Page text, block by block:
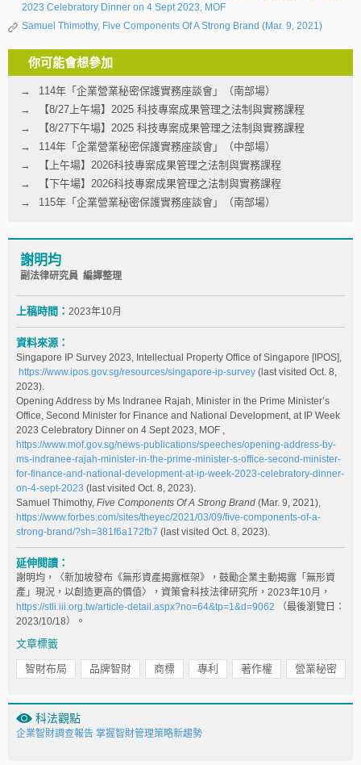
2023 Celebratory Dinner on 4 Sept 2023, MOF
Samuel Thimothy, Five Components Of A Strong Brand (Mar. 9, 2021)
你可能會想參加
114年「企業營業秘密保護實務座談會」（南部場）
【8/27上午場】2025 科技專案成果管理之法制與實務課程
【8/27下午場】2025 科技專案成果管理之法制與實務課程
114年「企業營業秘密保護實務座談會」（中部場）
【上午場】2026科技專案成果管理之法制與實務課程
【下午場】2026科技專案成果管理之法制與實務課程
115年「企業營業秘密保護實務座談會」（南部場）
謝明均
副法律研究員 編譯整理
上稿時間： 2023年10月
資料來源：
Singapore IP Survey 2023, Intellectual Property Office of Singapore [IPOS],
https://www.ipos.gov.sg/resources/singapore-ip-survey (last visited Oct. 8,
2023).
Opening Address by Ms Indranee Rajah, Minister in the Prime Minister’s
Office, Second Minister for Finance and National Development, at IP Week
2023 Celebratory Dinner on 4 Sept 2023, MOF ,
https://www.mof.gov.sg/news-publications/speeches/opening-address-by-
ms-indranee-rajah-minister-in-the-prime-minister-s-office-second-minister-
for-finance-and-national-development-at-ip-week-2023-celebratory-dinner-
on-4-sept-2023 (last visited Oct. 8, 2023).
Samuel Thimothy, Five Components Of A Strong Brand (Mar. 9, 2021),
https://www.forbes.com/sites/theyec/2021/03/09/five-components-of-a-
strong-brand/?sh=381f6a172fb7 (last visited Oct. 8, 2023).
延伸閱讀：
謝明均，〈新加坡發布《無形資產揭露框架》，鼓勵企業主動揭露「無形資
產」現況，以創造更高的價值〉，資策會科技法律研究所，2023年10月，
https://stli.iii.org.tw/article-detail.aspx?no=64&tp=1&d=9062 （最後瀏覽日：
2023/10/18）。
文章標籤
智財布局 品牌智財 商標 專利 著作權 營業秘密
科法觀點
企業智財調查報告 掌握智財管理策略新趨勢